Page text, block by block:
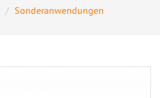
Sonderanwendungen